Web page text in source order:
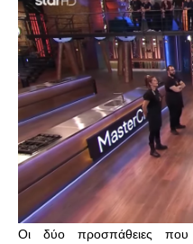
Οι δύο προσπάθειες που